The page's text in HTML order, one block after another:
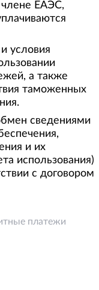
члене ЕАЭС,
условия
а также
таможенных
сведениями
и их
использования)
с договором
платежи